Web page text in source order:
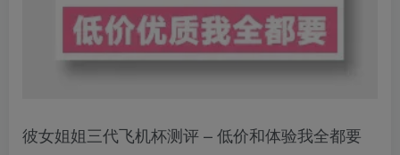
彼女姐姐三代飞机杯测评 – 低价和体验我全都要